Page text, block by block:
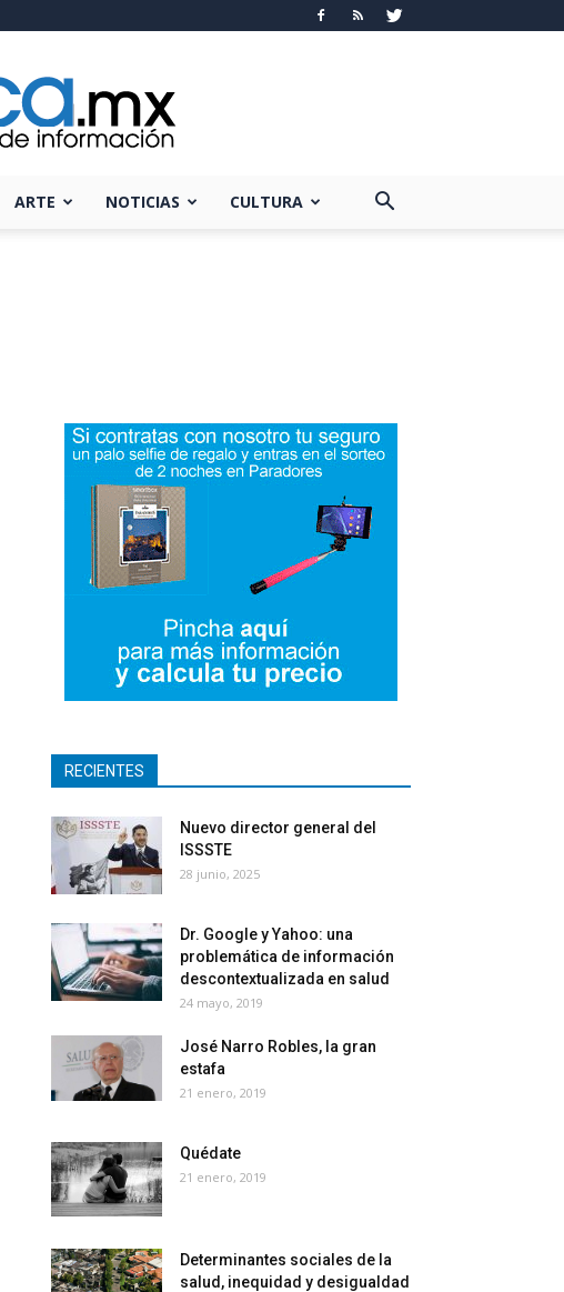
ARTE NOTICIAS CULTURA
RECIENTES
Nuevo director general del
ISSSTE
28 junio, 2025
Dr. Google y Yahoo: una
problemática de información
descontextualizada en salud
24 mayo, 2019
José Narro Robles, la gran
estafa
21 enero, 2019
Quédate
21 enero, 2019
Determinantes sociales de la
salud, inequidad y desigualdad